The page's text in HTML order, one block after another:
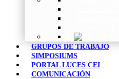
GRUPOS DE TRABAJO
SIMPOSIUMS
PORTAL LUCES CEI
COMUNICACIÓN